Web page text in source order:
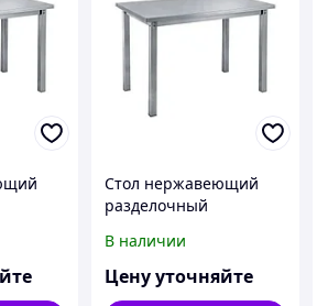
Стол нержавеющий
разделочный
полки ASKitchen ASKO-
19/7
В наличии
Цену уточняйте